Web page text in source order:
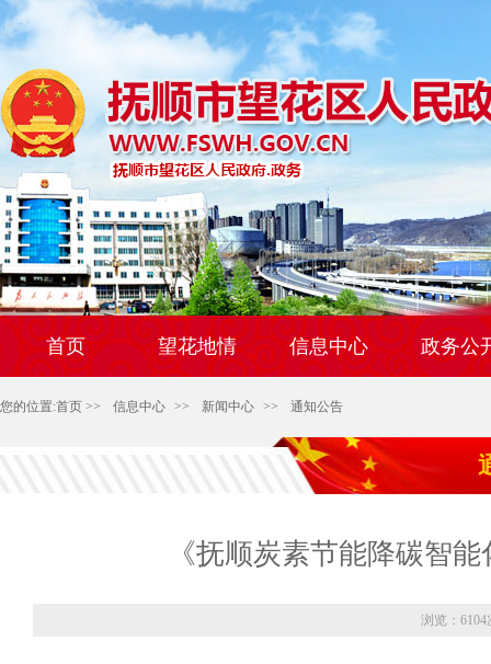
首页 望花地情 信息中心 政务公
您的位置:首页 >> 信息中心 >> 新闻中心 >> 通知公告
《抚顺炭素节能降碳智
浏览：6104